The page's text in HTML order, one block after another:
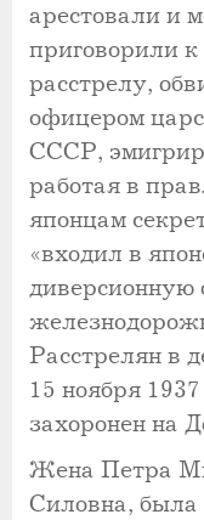
арестовали и
приговорили
расстрелу,
офицером
СССР,
работая в
японцам
«входил в
диверсионную
Расстрелян в
15 ноября
захоронен на
Жена Петра
Силовна, была